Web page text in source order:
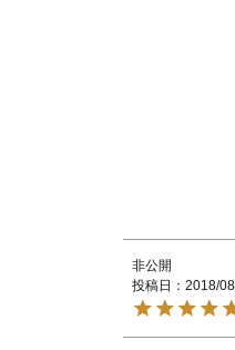
非公開
投稿日
2018/